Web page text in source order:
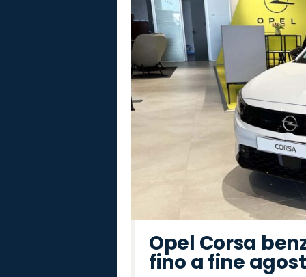
Citroën
Mazda
Land
Rover
Omoda
Cupra
Fiat
Abarth
Jaecoo
Lancia
Jeep
Opel
Hyundai
Alfa
Romeo
Peugeot
Seat
Opel Corsa
fino a fine